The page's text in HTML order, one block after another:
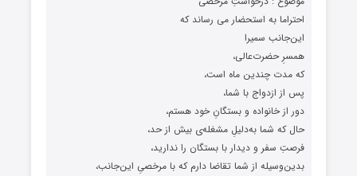
احتراما به استحضار می رساند که
این‌جانب سمیرا
همسرِ حضرت‌عالی،
که مدت چندین ماه است،
پس از ازدواج با شما،
دور از خانواده و بستگانِ خود هستم،
حال که شما به‌دلیلِ مشغله‌ی بیش از حد،
فرصتِ سفر و دیدار با بستگان را ندارید،
بدین‌وسیله از شما تقاضا دارم که با مرخصیِ این‌جانب،